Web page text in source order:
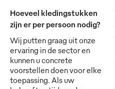
Hoeveel kledingstukken
zijn er per persoon nodig?
Wij putten graag uit onze
ervaring in de sector en
kunnen u concrete
voorstellen doen voor elke
toepassing. Als uw